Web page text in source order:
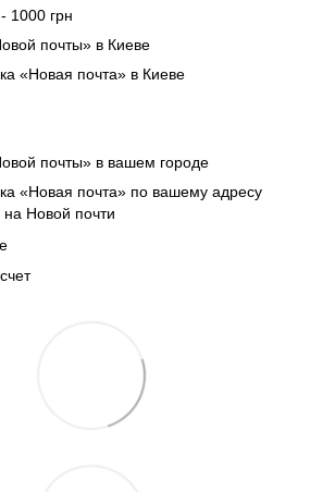
1000 грн
почты» в Киеве
«Новая почта» в Киеве
почты» в вашем городе
«Новая почта» по вашему адресу
Новой почти